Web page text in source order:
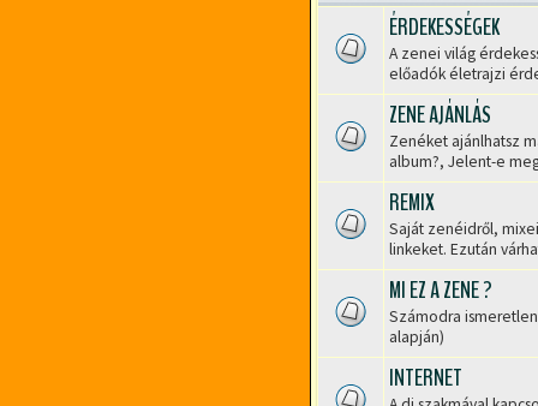
Nincs
olvasatlan
hozzászólás
ÉRDEKESSÉGEK
A zenei világ
előadók életrajzi
Nincs
olvasatlan
hozzászólás
ZENE AJÁNLÁS
Zenéket ajánlhatsz
album?, Jelent-e
Nincs
olvasatlan
hozzászólás
REMIX
Saját zenéidről,
linkeket. Ezután
Nincs
olvasatlan
hozzászólás
MI EZ A ZENE ?
Számodra
alapján)
INTERNET